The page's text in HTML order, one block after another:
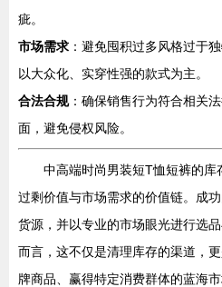
疵。
市场需求 ：避免囤积过多风格过于
以大众化、实穿性强的款式为主。
合法合规：确保销售行为符合相关
面，避免侵权风险。
中高端时尚男装短T恤短裤的
过剩价值与市场需求的价值链。成
货源，并以专业的市场眼光进行选
而言，这不仅是清理库存的渠道，
牌商品、赢得特定消费群体的蓝海